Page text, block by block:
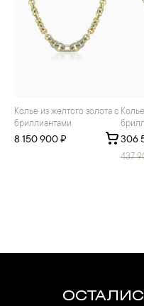
Колье из желтого золота с
бриллиантами
8 150 900 ₽
Колье из желтого золота с
306
437